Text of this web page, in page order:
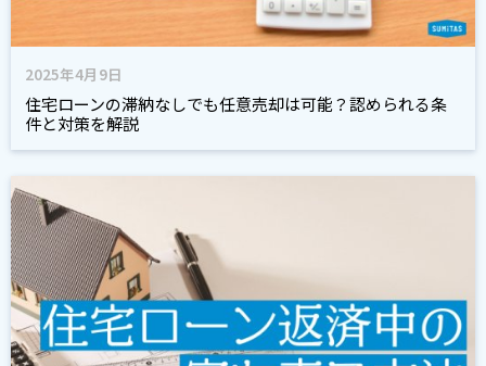
2025年4月9日
住宅ローンの滞納なしでも任意売却は可能？認められる条
件と対策を解説